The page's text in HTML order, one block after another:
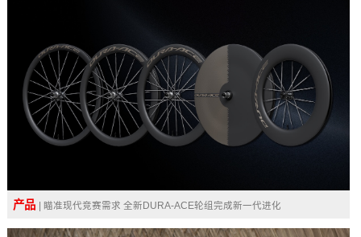
产品 | 瞄准现代竞赛需求 全新DURA-ACE轮组完成新一代进化